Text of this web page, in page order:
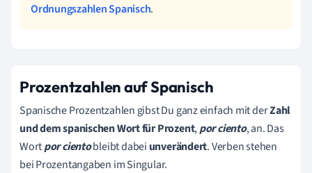
Ordnungszahlen Spanisch.
Prozentzahlen auf Spanisch
Spanische Prozentzahlen gibst Du ganz einfach mit derZahl
und dem spanischen Wort für Prozent,por ciento, an. Das
Wortpor cientobleibt dabei unverändert. Verben stehen
bei Prozentangaben im Singular.